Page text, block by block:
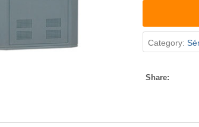
Category:
Share: